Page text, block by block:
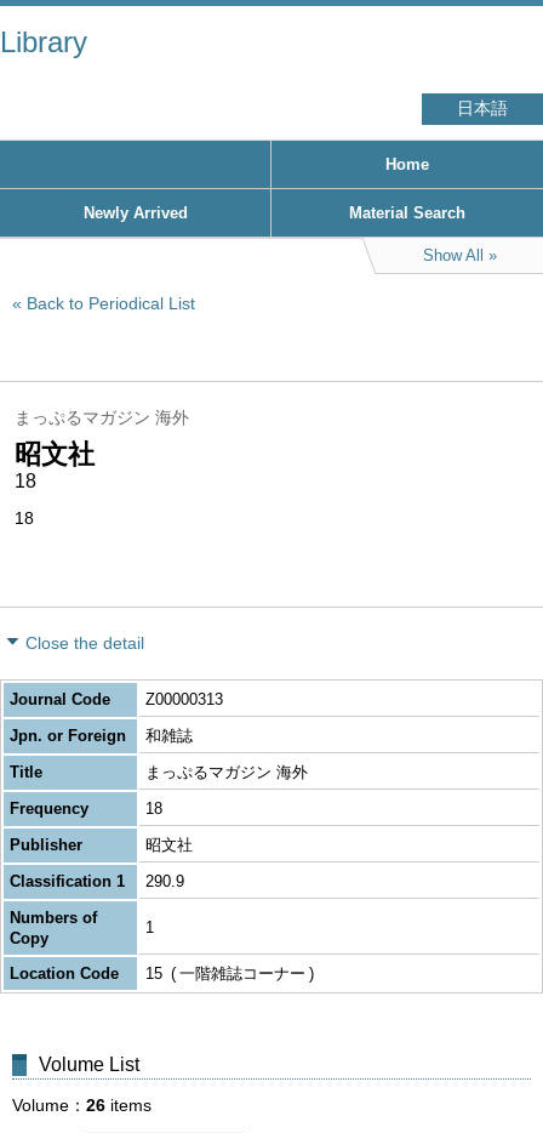
Library
日本語
Home
Newly Arrived Material Search
Show All
Back to Periodical List
まっぷるマガジン 海外
昭文社
18
18
Close the detail
Journal Code
Z00000313
Jpn. or Foreign
和雑誌
Title
まっぷるマガジン 海外
Frequency
18
Publisher
昭文社
Classification 1
290.9
Numbers of
Copy
1
Location Code 15 一階雑誌コーナー
Volume List
Volume 26 items